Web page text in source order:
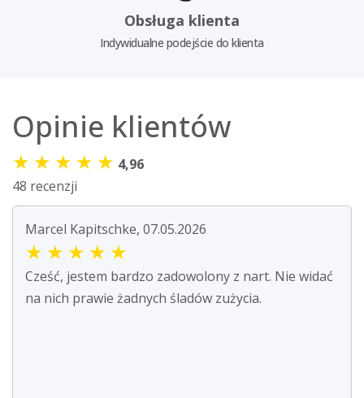
Obsługa klienta
Indywidualne podejście do klienta
Opinie klientów
★ ★ ★ ★ ★ 4,96
48 recenzji
Marcel Kapitschke, 07.05.2026
★ ★ ★ ★ ★
Cześć, jestem bardzo zadowolony z nart. Nie widać
na nich prawie żadnych śladów zużycia.